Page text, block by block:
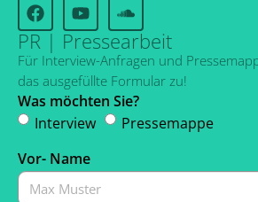
PR | Pressearbeit
Für Interview-Anfragen und
das ausgefüllte Formular zu!
Was möchten Sie?
Interview
Pressemappe
Vor- Name